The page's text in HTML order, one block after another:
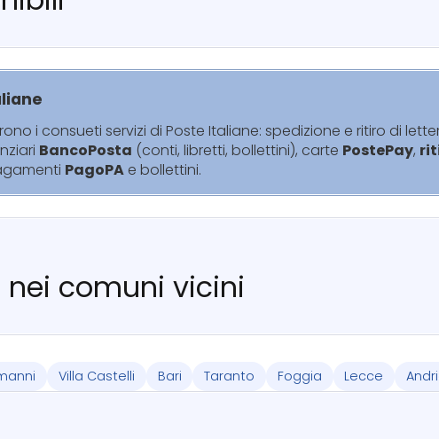
i consueti servizi di Poste Italiane: spedizione e ritiro di
BancoPosta (conti, libretti, bollettini), carte PostePay,
PagoPA e bollettini.
comuni vicini
Villa Castelli Bari Taranto Foggia Lecce